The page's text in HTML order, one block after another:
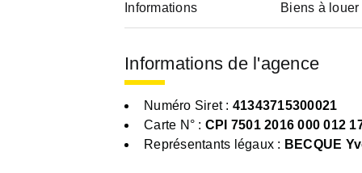
Informations Biens à louer
Informations de l'agence
Numéro Siret : 41343715300021
Carte N° : CPI 7501 2016 000 012
Représentants légaux : BECQUE